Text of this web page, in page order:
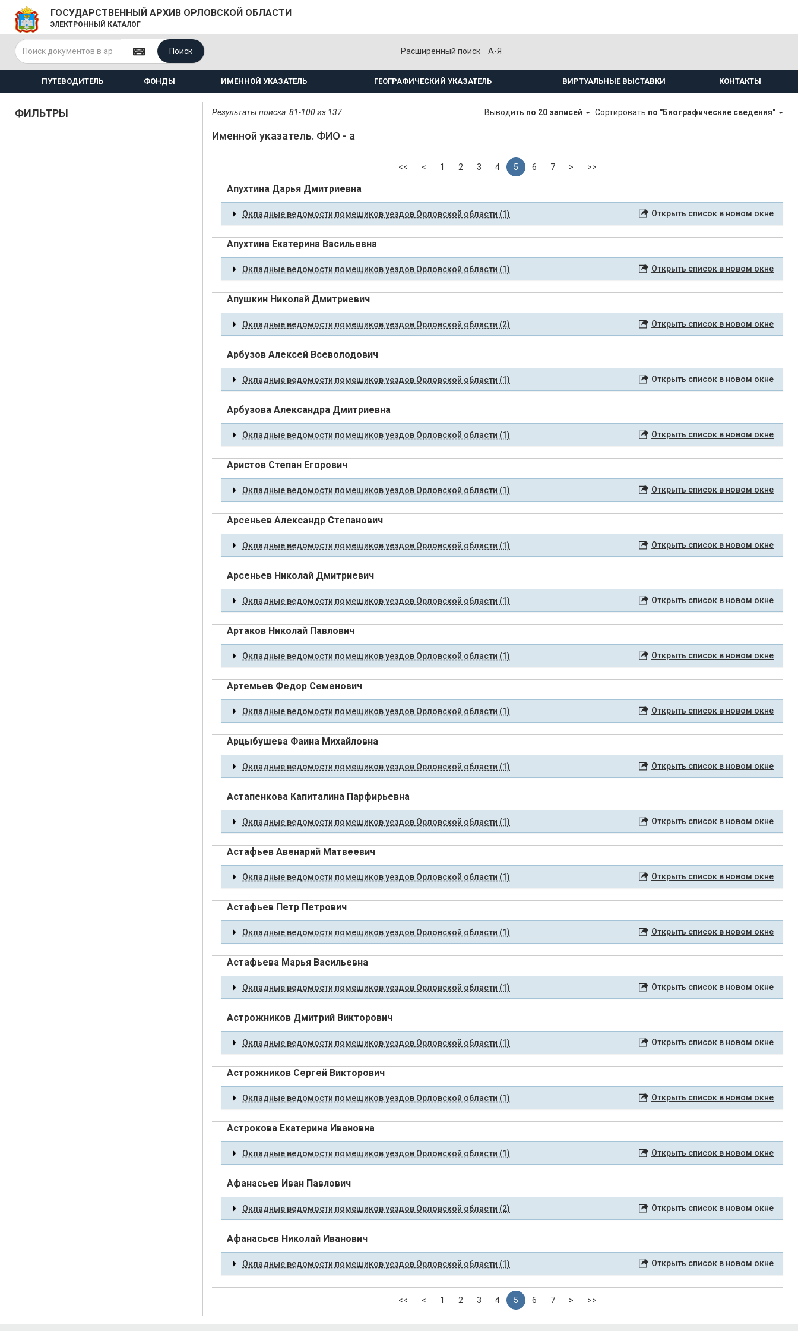
ГОСУДАРСТВЕННЫЙ АРХИВ ОРЛОВСКОЙ ОБЛАСТИ
ЭЛЕКТРОННЫЙ КАТАЛОГ
Поиск Расширенный поиск А-Я
ПУТЕВОДИТЕЛЬ ФОНДЫ ИМЕННОЙ УКАЗАТЕЛЬ ГЕОГРАФИЧЕСКИЙ УКАЗАТЕЛЬ ВИРТУАЛЬНЫЕ ВЫСТАВКИ КОНТАКТЫ
ФИЛЬТРЫ Результаты поиска: 81-100 из 137 Выводить по 20 записей Сортировать по "Биографические сведения"
Именной указатель. ФИО - а
<< < 1 2 3 4 5 6 7 > >>
Апухтина Дарья Дмитриевна
Окладные ведомости помещиков уездов Орловской области (1) Открыть список в новом окне
Апухтина Екатерина Васильевна
Окладные ведомости помещиков уездов Орловской области (1) Открыть список в новом окне
Апушкин Николай Дмитриевич
Окладные ведомости помещиков уездов Орловской области (2) Открыть список в новом окне
Арбузов Алексей Всеволодович
Окладные ведомости помещиков уездов Орловской области (1) Открыть список в новом окне
Арбузова Александра Дмитриевна
Окладные ведомости помещиков уездов Орловской области (1) Открыть список в новом окне
Аристов Степан Егорович
Окладные ведомости помещиков уездов Орловской области (1) Открыть список в новом окне
Арсеньев Александр Степанович
Окладные ведомости помещиков уездов Орловской области (1) Открыть список в новом окне
Арсеньев Николай Дмитриевич
Окладные ведомости помещиков уездов Орловской области (1) Открыть список в новом окне
Артаков Николай Павлович
Окладные ведомости помещиков уездов Орловской области (1) Открыть список в новом окне
Артемьев Федор Семенович
Окладные ведомости помещиков уездов Орловской области (1) Открыть список в новом окне
Арцыбушева Фаина Михайловна
Окладные ведомости помещиков уездов Орловской области (1) Открыть список в новом окне
Астапенкова Капиталина Парфирьевна
Окладные ведомости помещиков уездов Орловской области (1) Открыть список в новом окне
Астафьев Авенарий Матвеевич
Окладные ведомости помещиков уездов Орловской области (1) Открыть список в новом окне
Астафьев Петр Петрович
Окладные ведомости помещиков уездов Орловской области (1) Открыть список в новом окне
Астафьева Марья Васильевна
Окладные ведомости помещиков уездов Орловской области (1) Открыть список в новом окне
Астрожников Дмитрий Викторович
Окладные ведомости помещиков уездов Орловской области (1) Открыть список в новом окне
Астрожников Сергей Викторович
Окладные ведомости помещиков уездов Орловской области (1) Открыть список в новом окне
Астрокова Екатерина Ивановна
Окладные ведомости помещиков уездов Орловской области (1) Открыть список в новом окне
Афанасьев Иван Павлович
Окладные ведомости помещиков уездов Орловской области (2) Открыть список в новом окне
Афанасьев Николай Иванович
Окладные ведомости помещиков уездов Орловской области (1) Открыть список в новом окне
<< < 1 2 3 4 5 6 7 > >>